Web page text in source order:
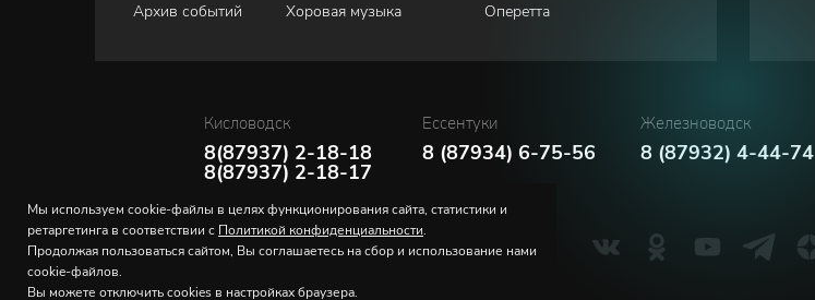
Архив событий
Хоровая музыка
Оперетта
Кисловодск
8(87937) 2-18-18
8(87937) 2-18-17
Ессентуки
8 (87934) 6-75-56
Железноводск
8 (87932) 4-44-74
Мы используем cookie-файлы в целях функционирования сайта, статистики и
ретаргетинга в соответствии с Политикой конфиденциальности.
Продолжая пользоваться сайтом, Вы соглашаетесь на сбор и использование нами
cookie-файлов.
Вы можете отключить cookies в настройках браузера.